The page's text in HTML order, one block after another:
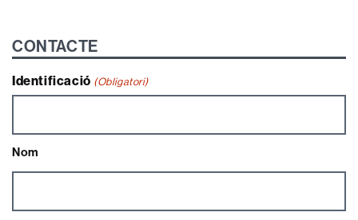
CONTACTE
Identificació (Obligatori)
Nom